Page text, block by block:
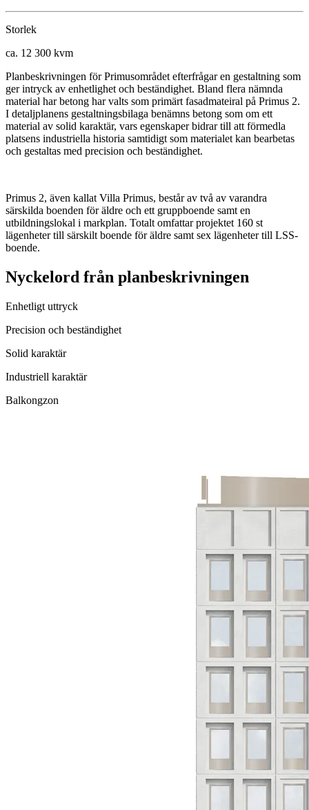
Storlek
ca. 12 300 kvm
Planbeskrivningen för Primusområdet efterfrågar en gestaltning som
ger intryck av enhetlighet och beständighet. Bland flera nämnda
material har betong har valts som primärt fasadmateiral på Primus 2.
I detaljplanens gestaltningsbilaga benämns betong som om ett
material av solid karaktär, vars egenskaper bidrar till att förmedla
platsens industriella historia samtidigt som materialet kan bearbetas
och gestaltas med precision och beständighet.
Primus 2, även kallat Villa Primus, består av två av varandra
särskilda boenden för äldre och ett gruppboende samt en
utbildningslokal i markplan. Totalt omfattar projektet 160 st
lägenheter till särskilt boende för äldre samt sex lägenheter till LSS-
boende.
Nyckelord från planbeskrivningen
Enhetligt uttryck
Precision och beständighet
Solid karaktär
Industriell karaktär
Balkongzon